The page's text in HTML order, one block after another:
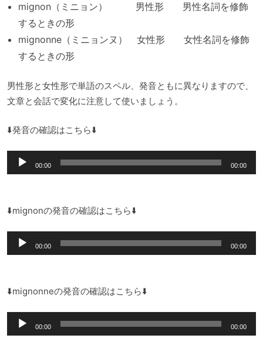
mignon（ミニョン） 男性形 男性名詞を修飾
するときの形
mignonne（ミニョンヌ） 女性形 女性名詞を修飾
するときの形
男性形と女性形で単語のスペル、発音ともに異なりますので、
文章と会話で変化に注意して使いましょう。
⬇️発音の確認はこちら⬇️
声
レ
ー
00:00 00:00
⬇️mignonの発音の確認はこちら⬇️
声
レ
ー
00:00 00:00
⬇️mignonneの発音の確認はこちら⬇️
声
00:00 00:00